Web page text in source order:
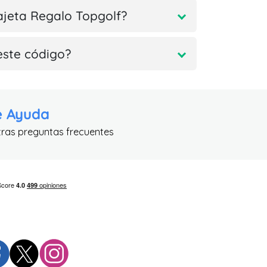
Regalo Topgolf?
código?
Ayuda
preguntas frecuentes